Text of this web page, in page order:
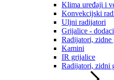
Klima uređaji i
Konvekcijski
Uljni radijatori
Grijalice - dodaci
Radijatori, zidne
Kamini
IR grijalice
Radijatori, zidni